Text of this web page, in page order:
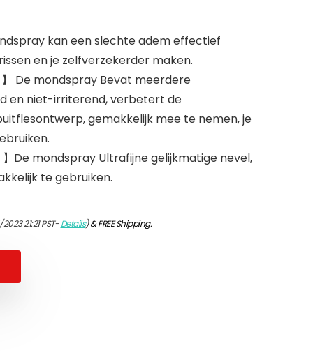
kan een slechte adem effectief
en je zelfverzekerder maken.
De mondspray Bevat meerdere
en niet-irriterend, verbetert de
gemakkelijk mee te nemen, je
De mondspray Ultrafijne gelijkmatige nevel,
te gebruiken.
21:21 PST-Details)&FREE Shipping.